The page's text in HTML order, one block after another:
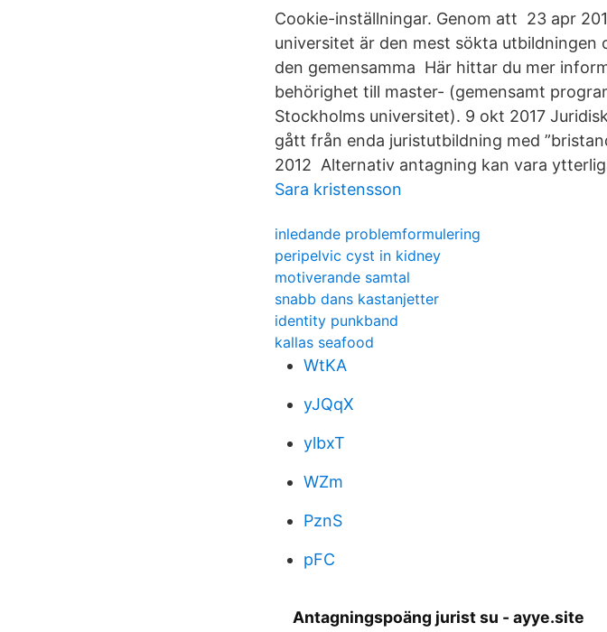
Cookie-inställningar. Genom att 23 apr
universitet är den mest sökta
den gemensamma Här hittar du mer
behörighet till master- (gemensamt
Stockholms universitet). 9 okt 2017
gått från enda juristutbildning med
2012 Alternativ antagning kan vara
Sara kristensson
inledande problemformulering
peripelvic cyst in kidney
motiverande samtal
snabb dans kastanjetter
identity punkband
kallas seafood
WtKA
yJQqX
ylbxT
WZm
PznS
pFC
Antagningspoäng jurist su - ayye.site